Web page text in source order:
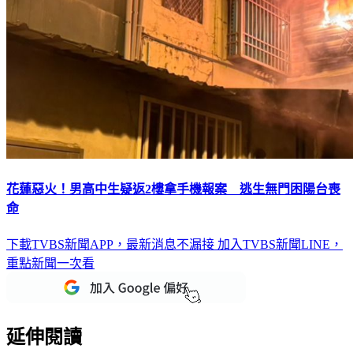
花蓮惡火！男高中生疑返2樓拿手機報案 逃生無門困陽台喪
命
下載TVBS新聞APP，最新消息不漏接 加入TVBS新聞LINE，
重點新聞一次看
延伸閱讀